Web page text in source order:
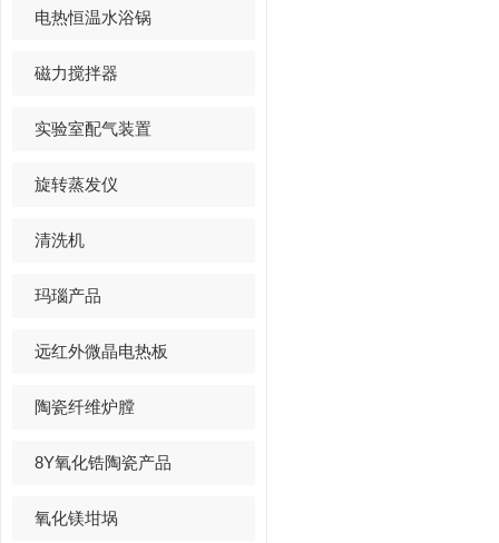
电热恒温水浴锅
磁力搅拌器
实验室配气装置
旋转蒸发仪
清洗机
玛瑙产品
远红外微晶电热板
陶瓷纤维炉膛
8Y氧化锆陶瓷产品
氧化镁坩埚